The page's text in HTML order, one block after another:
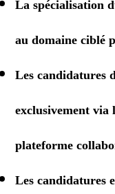
La spécialisation
au domaine ciblé
Les candidatures
exclusivement
plateforme
Les candidatures